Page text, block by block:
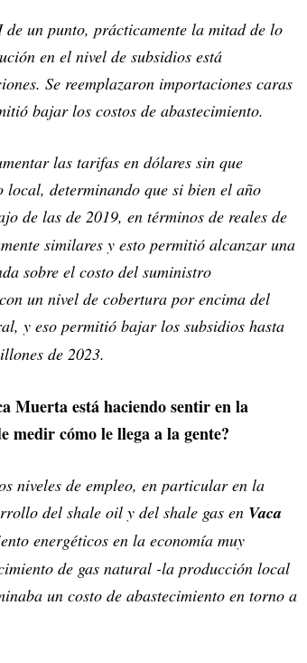
un punto, prácticamente la mitad de lo
en el nivel de subsidios está
Se reemplazaron importaciones caras
bajar los costos de abastecimiento.
las tarifas en dólares sin que
determinando que si bien el año
de las de 2019, en términos de reales de
similares y esto permitió alcanzar una
sobre el costo del suministro
un nivel de cobertura por encima del
y eso permitió bajar los subsidios hasta
de 2023.
Muerta está haciendo sentir en la
medir cómo le llega a la gente?
niveles de empleo, en particular en la
del shale oil y del shale gas en Vaca
energéticos en la economía muy
de gas natural -la producción local
un costo de abastecimiento en torno a